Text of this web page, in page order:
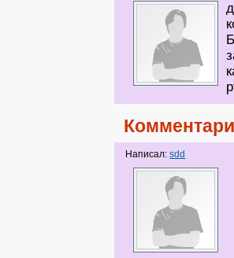
Написал:sdd